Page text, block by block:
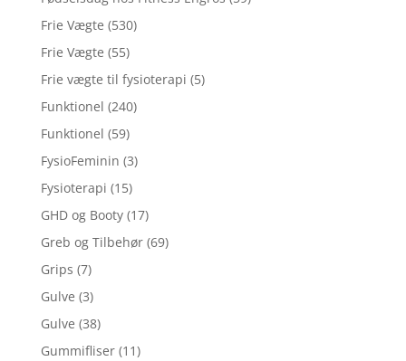
Frie Vægte (530)
Frie Vægte (55)
Frie vægte til fysioterapi (5)
Funktionel (240)
Funktionel (59)
FysioFeminin (3)
Fysioterapi (15)
GHD og Booty (17)
Greb og Tilbehør (69)
Grips (7)
Gulve (3)
Gulve (38)
Gummifliser (11)